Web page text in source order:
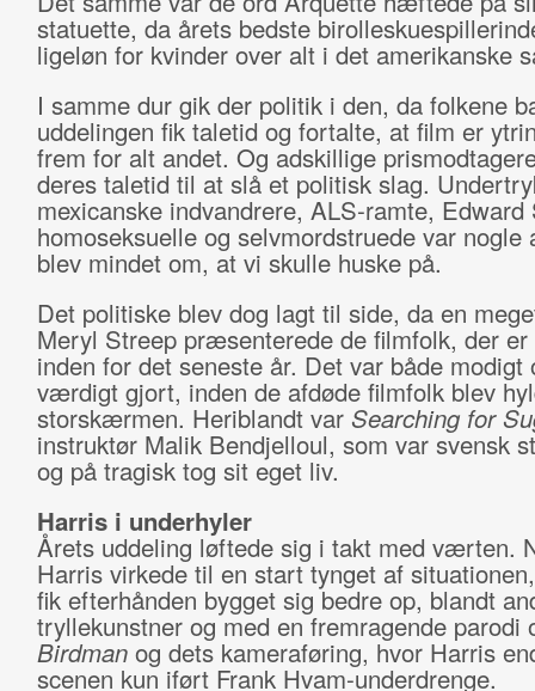
statuette, da årets bedste
ligeløn for kvinder over alt i det amerikanske
I samme dur gik der politik i den, da folkene
uddelingen fik taletid og fortalte, at film er
frem for alt andet. Og adskillige
deres taletid til at slå et politisk slag.
mexicanske indvandrere, ALS-ramte, Edward
homoseksuelle og selvmordstruede var nogle
blev mindet om, at vi skulle huske på.
Det politiske blev dog lagt til side, da en
Meryl Streep præsenterede de filmfolk, der
inden for det seneste år. Det var både modigt
værdigt gjort, inden de afdøde filmfolk blev
storskærmen. Heriblandt var Searching for
instruktør Malik Bendjelloul, som var svensk
og på tragisk tog sit eget liv.
Harris i underhyler
Årets uddeling løftede sig i takt med værten.
Harris virkede til en start tynget af
fik efterhånden bygget sig bedre op, blandt
tryllekunstner og med en fremragende parodi
Birdmanog dets kameraføring, hvor Harris
scenen kun iført Frank Hvam-underdrenge.